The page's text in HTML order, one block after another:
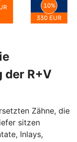
der R+V
Zähne, die
sitzen
Inlays,